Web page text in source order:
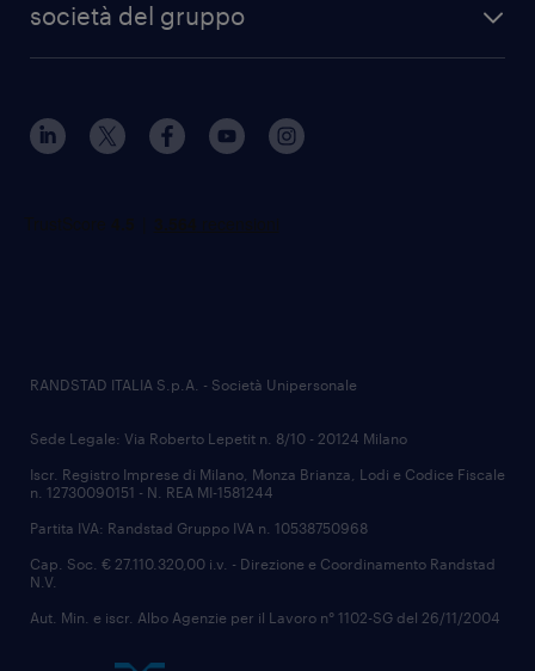
società del gruppo
RANDSTAD ITALIA S.p.A. - Società Unipersonale
Sede Legale: Via Roberto Lepetit n. 8/10 - 20124 Milano
Iscr. Registro Imprese di Milano, Monza Brianza, Lodi e Codice Fiscale
n. 12730090151 - N. REA MI-1581244
Partita IVA: Randstad Gruppo IVA n. 10538750968
Cap. Soc. € 27.110.320,00 i.v. - Direzione e Coordinamento Randstad
N.V.
Aut. Min. e iscr. Albo Agenzie per il Lavoro n° 1102-SG del 26/11/2004